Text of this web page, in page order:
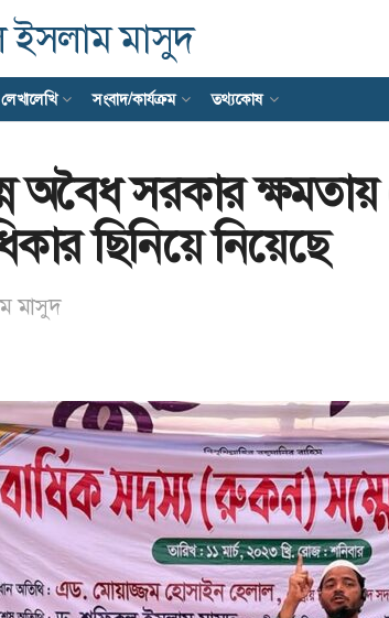
মাসুদ
লেখালেখি সংবাদ/কার্যক্রম তথ্যকোষ
অবৈধ সরকার
ছিনিয়ে নিয়েছে
মাসুদ